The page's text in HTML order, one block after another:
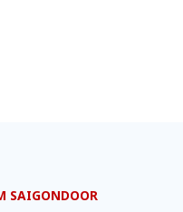
SAIGONDOOR